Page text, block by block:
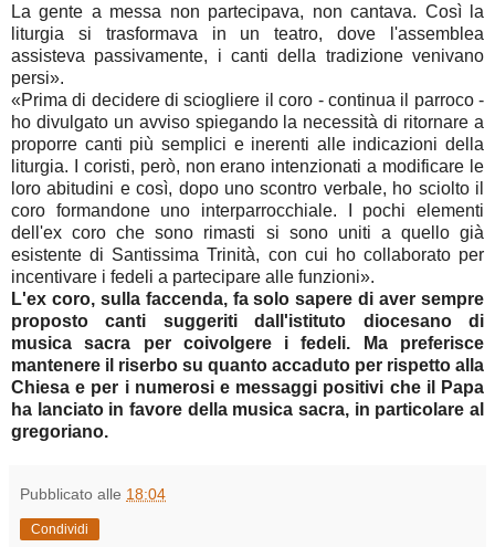
La gente a messa non partecipava, non cantava. Così la
liturgia si trasformava in un teatro, dove l'assemblea
assisteva passivamente, i canti della tradizione venivano
persi».
«Prima di decidere di sciogliere il coro - continua il parroco -
ho divulgato un avviso spiegando la necessità di ritornare a
proporre canti più semplici e inerenti alle indicazioni della
liturgia. I coristi, però, non erano intenzionati a modificare le
loro abitudini e così, dopo uno scontro verbale, ho sciolto il
coro formandone uno interparrocchiale. I pochi elementi
dell'ex coro che sono rimasti si sono uniti a quello già
esistente di Santissima Trinità, con cui ho collaborato per
incentivare i fedeli a partecipare alle funzioni».
L'ex coro, sulla faccenda, fa solo sapere di aver sempre
proposto canti suggeriti dall'istituto diocesano di
musica sacra per coivolgere i fedeli. Ma preferisce
mantenere il riserbo su quanto accaduto per rispetto alla
Chiesa e per i numerosi e messaggi positivi che il Papa
ha lanciato in favore della musica sacra, in particolare al
gregoriano.
Pubblicato alle 18:04
Condividi